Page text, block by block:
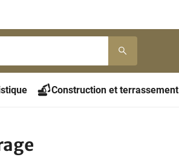
Construction et terrassement